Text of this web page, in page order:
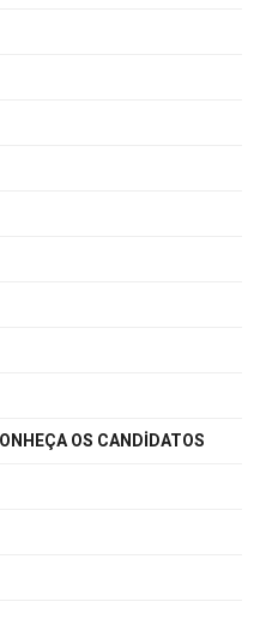
OS CANDIDATOS